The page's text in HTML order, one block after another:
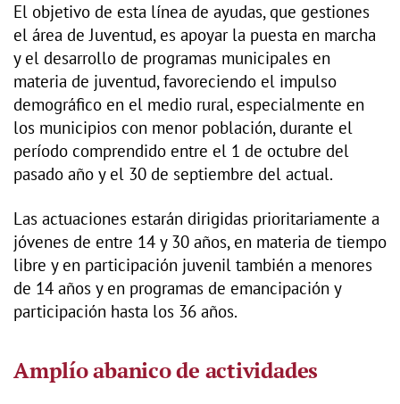
El objetivo de esta línea de ayudas, que gestiones
el área de Juventud, es apoyar la puesta en marcha
y el desarrollo de programas municipales en
materia de juventud, favoreciendo el impulso
demográfico en el medio rural, especialmente en
los municipios con menor población, durante el
período comprendido entre el 1 de octubre del
pasado año y el 30 de septiembre del actual.
Las actuaciones estarán dirigidas prioritariamente a
jóvenes de entre 14 y 30 años, en materia de tiempo
libre y en participación juvenil también a menores
de 14 años y en programas de emancipación y
participación hasta los 36 años.
Amplío abanico de actividades